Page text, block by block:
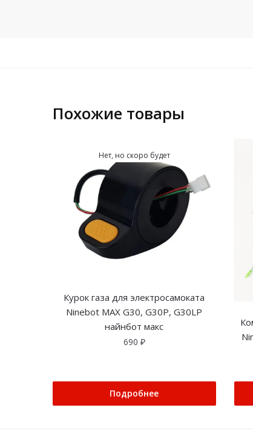
Похожие товары
Нет, но скоро будет
Курок газа для электросамоката
Ninebot MAX G30, G30P, G30LP
найнбот макс
690 ₽
Подробнее